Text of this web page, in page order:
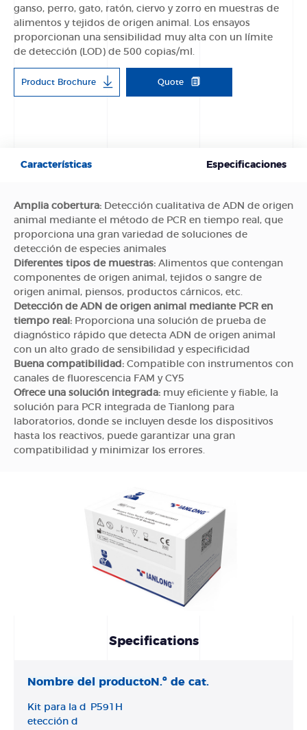
ganso, perro, gato, ratón, ciervo y zorro en muestras de
alimentos y tejidos de origen animal. Los ensayos
proporcionan una sensibilidad muy alta con un límite
de detección (LOD) de 500 copias/ml.
Product Brochure Quote
Características Especificaciones
Amplia cobertura: Detección cualitativa de ADN de origen
animal mediante el método de PCR en tiempo real, que
proporciona una gran variedad de soluciones de
detección de especies animales
Diferentes tipos de muestras: Alimentos que contengan
componentes de origen animal, tejidos o sangre de
origen animal, piensos, productos cárnicos, etc.
Detección de ADN de origen animal mediante PCR en
tiempo real: Proporciona una solución de prueba de
diagnóstico rápido que detecta ADN de origen animal
con un alto grado de sensibilidad y especificidad
Buena compatibilidad: Compatible con instrumentos con
canales de fluorescencia FAM y CY5
Ofrece una solución integrada: muy eficiente y fiable, la
solución para PCR integrada de Tianlong para
laboratorios, donde se incluyen desde los dispositivos
hasta los reactivos, puede garantizar una gran
compatibilidad y minimizar los errores.
Specifications
Nombre del productoN.º de cat.
Kit para la d
etección d
P591H